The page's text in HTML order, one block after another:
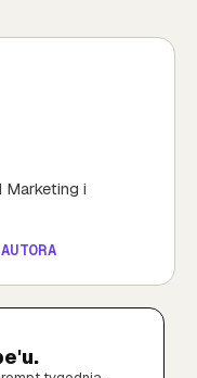
Marketing i